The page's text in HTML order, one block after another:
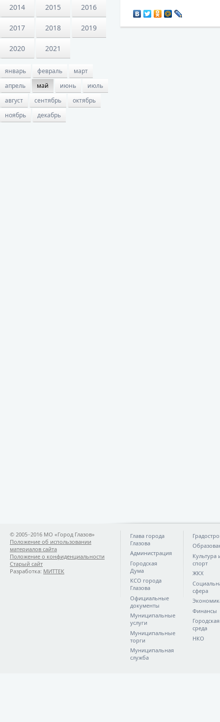
2014 2015 2016
2017 2018 2019
2020 2021
январь февраль
март
апрель
май июнь
июль
август
сентябрь
октябрь
ноябрь
декабрь
© 2005−2016 МО «Город Глазов»
Положение об использовании
материалов сайта
Положение о конфиденциальности
Старый сайт
Разработка: МИТТЕК
Глава города
Глазова
Администрация
Городская
Дума
КСО города
Глазова
Официальные
документы
Муниципальные
услуги
Муниципальные
торги
Муниципальная
служба
Культура
спорт
ЖКХ
сфера
Финансы
Городская
среда
НКО